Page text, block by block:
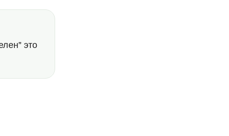
это